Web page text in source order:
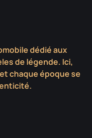
dédié aux
de légende. Ici,
chaque époque se